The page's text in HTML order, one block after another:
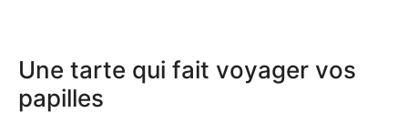
Une tarte qui fait voyager vos
papilles